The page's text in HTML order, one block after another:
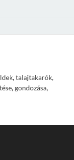
talajtakarók,
gondozása,